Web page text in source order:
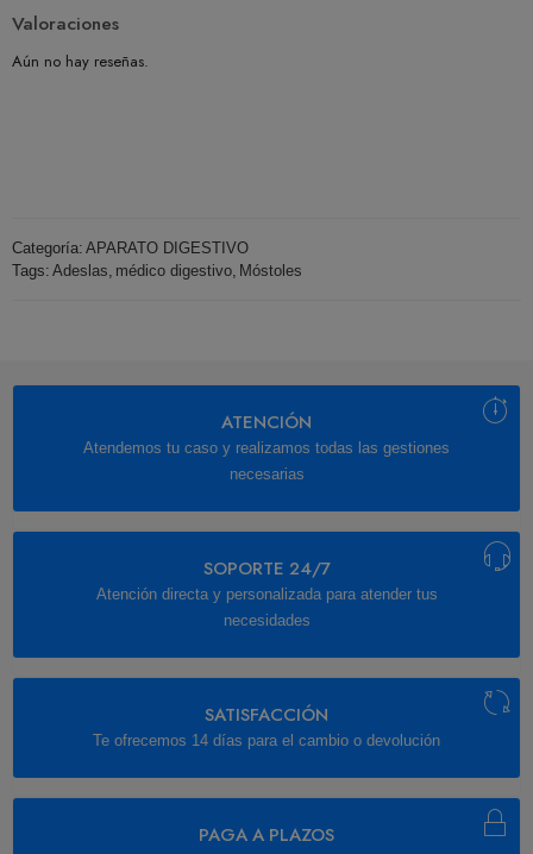
Valoraciones
Aún no hay reseñas.
Categoría: APARATO DIGESTIVO
Tags: Adeslas médico digestivo Móstoles
ATENCIÓN
Atendemos tu caso y realizamos todas las gestiones
necesarias
SOPORTE 24/7
Atención directa y personalizada para atender tus
necesidades
SATISFACCIÓN
Te ofrecemos 14 días para el cambio o devolución
PAGA A PLAZOS